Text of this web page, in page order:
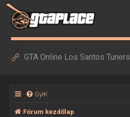
GTA Online Los Santos Tuners
GyIK
Fórum kezdőlap